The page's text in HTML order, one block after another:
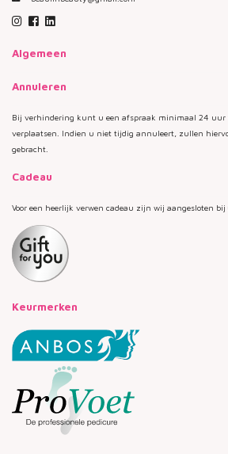
Algemeen
Annuleren
Bij verhindering kunt u een afspraak minimaal 24 uur
verplaatsen. Indien u niet tijdig annuleert, zullen
gebracht.
Cadeau
Voor een heerlijk verwen cadeau zijn wij aangesloten bij
Keurmerken